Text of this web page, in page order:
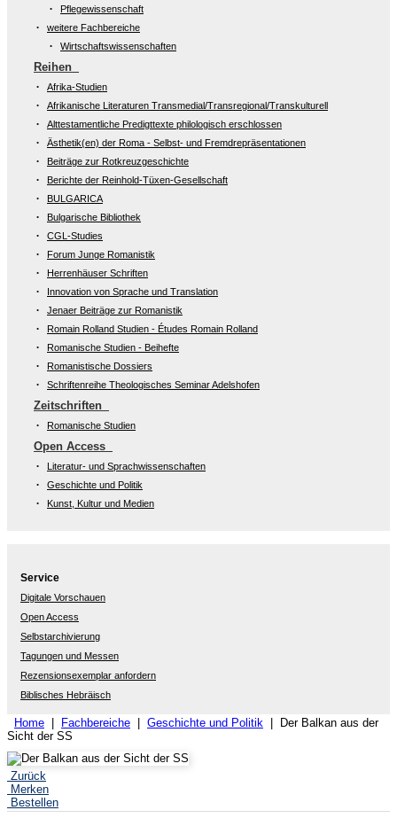
Pflegewissenschaft
weitere Fachbereiche
Wirtschaftswissenschaften
Reihen
Afrika-Studien
Afrikanische Literaturen Transmedial/Transregional/Transkulturell
Alttestamentliche Predigttexte philologisch erschlossen
Ästhetik(en) der Roma - Selbst- und Fremdrepräsentationen
Beiträge zur Rotkreuzgeschichte
Berichte der Reinhold-Tüxen-Gesellschaft
BULGARICA
Bulgarische Bibliothek
CGL-Studies
Forum Junge Romanistik
Herrenhäuser Schriften
Innovation von Sprache und Translation
Jenaer Beiträge zur Romanistik
Romain Rolland Studien - Études Romain Rolland
Romanische Studien - Beihefte
Romanistische Dossiers
Schriftenreihe Theologisches Seminar Adelshofen
Zeitschriften
Romanische Studien
Open Access
Literatur- und Sprachwissenschaften
Geschichte und Politik
Kunst, Kultur und Medien
Service
Digitale Vorschauen
Open Access
Selbstarchivierung
Tagungen und Messen
Rezensionsexemplar anfordern
Biblisches Hebräisch
Home Fachbereiche Geschichte und Politik | Der Balkan aus der
Sicht der SS
Zurück
Merken
Bestellen